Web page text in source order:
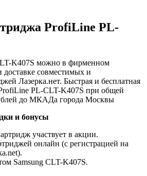
ProfiLine PL-
K407S можно в фирменном
доставке совместимых и
Лазерка.нет. Быстрая и бесплатная
PL-CLT-K407S при общей
до МКАДа города Москвы
и бонусы
участвует в акции.
онлайн (с регистрацией на
Samsung CLT-K407S.